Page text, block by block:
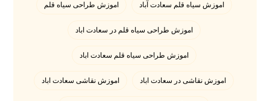
اموزش سیاه قلم سعادت آباد اموزش طراحی سیاه قلم
اموزش طراحی سیاه قلم در سعادت اباد
اموزش طراحی سیاه قلم سعادت اباد
اموزش نقاشی در سعادت اباد اموزش نقاشی سعادت اباد